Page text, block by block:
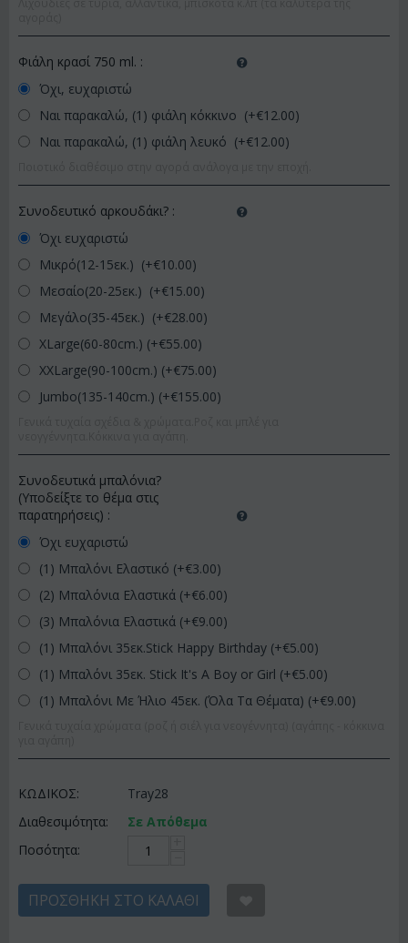
Φιάλη κρασί 750 ml. :
Όχι, ευχαριστώ
Ναι παρακαλώ, (1) φιάλη κόκκινο (+€12.00)
Ναι παρακαλώ, (1) φιάλη λευκό (+€12.00)
Συνοδευτικό αρκουδάκι? :
Όχι ευχαριστώ
Μικρό(12-15εκ.) (+€10.00)
Μεσαίο(20-25εκ.) (+€15.00)
Μεγάλο(35-45εκ.) (+€28.00)
XLarge(60-80cm.) (+€55.00)
XXLarge(90-100cm.) (+€75.00)
Jumbo(135-140cm.) (+€155.00)
Συνοδευτικά μπαλόνια?
(Υποδείξτε το θέμα στις
παρατηρήσεις) :
Όχι ευχαριστώ
(1) Μπαλόνι Ελαστικό (+€3.00)
(2) Μπαλόνια Ελαστικά (+€6.00)
(3) Μπαλόνια Ελαστικά (+€9.00)
(1) Μπαλόνι 35εκ.Stick Happy Birthday (+€5.00)
(1) Μπαλόνι 35εκ. Stick It's A Boy or Girl (+€5.00)
(1) Μπαλόνι Με Ήλιο 45εκ. (Όλα Τα Θέματα) (+€9.00)
ΚΩΔΙΚΟΣ:
Tray28
Διαθεσιμότητα:
Σε Απόθεμα
Ποσότητα:
ΠΡΟΣΘΉΚΗ ΣΤΟ ΚΑΛΆΘΙ